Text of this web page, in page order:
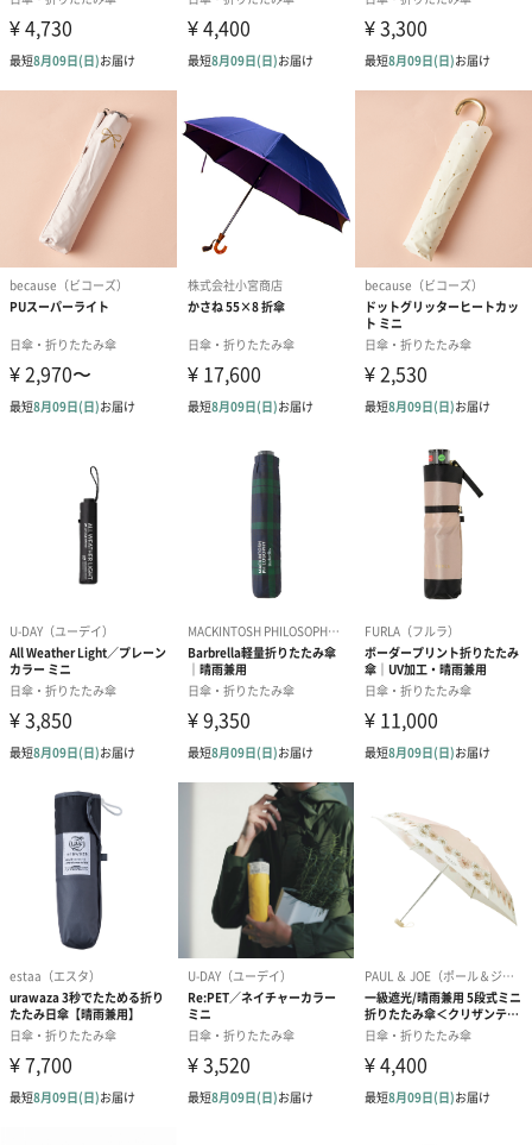
配送用のダンボールを装飾いたします。お相手のご住所に直接お
送りする際に人気のオプションです。お相手に直接手渡しする場
合は、紙袋との併用もおすすめです。
ダンボール装飾（ひま
わり）（720円）
ダンボール装飾（チュ
ーリップ）（720円）
ダンボール装
イトピンク×
ト）（580円）
お渡し用の紙袋です。
商品に合わせたサイズをお届けします。
あり（280円）
メッセージカード（通常・写真・グリーティング）
誕生日や結婚祝い・出産祝いなど、様々なシーンのメッセージカ
ードを同梱します。
メッセージカードや封筒のデザインは一部変更する場合がありま